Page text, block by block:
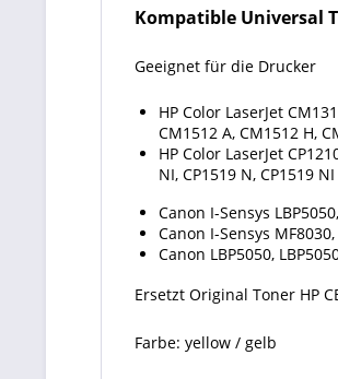
Kompatible Universal
Geeignet für die Drucker
HP Color LaserJet
CM1512 A, CM1512 H,
HP Color LaserJet
NI, CP1519 N, CP1519 NI
Canon I-Sensys
Canon I-Sensys
Canon LBP5050,
Ersetzt Original Toner HP
Farbe: yellow / gelb